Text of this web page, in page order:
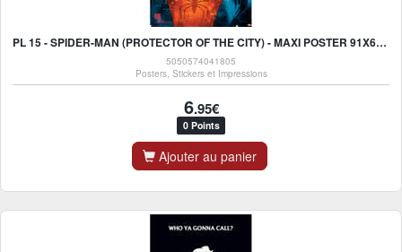
PL 15 - SPIDER-MAN (PROTECTOR OF THE CITY) - MAXI POSTER 91X61CM
5050574041805
Posters, Stickers et Impressions
6.95€
0 Points
Ajouter au panier